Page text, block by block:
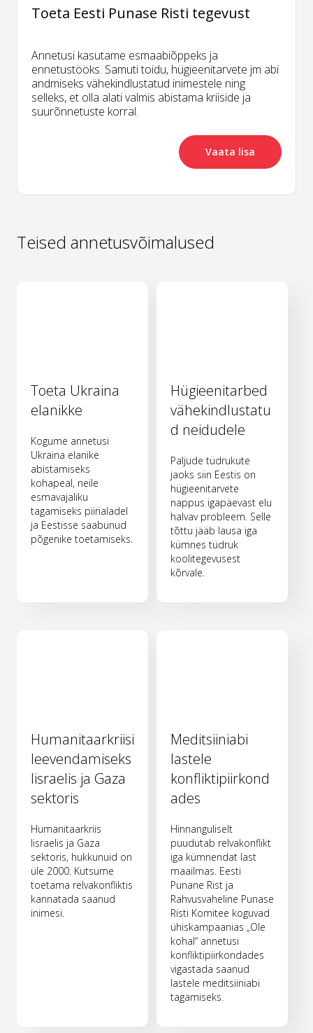
Toeta Eesti Punase Risti tegevust
Annetusi kasutame esmaabiõppeks ja
ennetustööks. Samuti toidu, hügieenitarvete jm abi
andmiseks vähekindlustatud inimestele ning
selleks, et olla alati valmis abistama kriiside ja
suurõnnetuste korral.
Vaata lisa
Teised annetusvõimalused
Toeta Ukraina
elanikke
Kogume annetusi
Ukraina elanike
abistamiseks
kohapeal, neile
esmavajaliku
tagamiseks piirialadel
ja Eestisse saabunud
põgenike toetamiseks.
Hügieenitarbed
vähekindlustatu
d neidudele
Paljude tüdrukute
jaoks siin Eestis on
hügieenitarvete
nappus igapäevast elu
halvav probleem. Selle
tõttu jääb lausa iga
kümnes tüdruk
koolitegevusest
kõrvale.
Humanitaarkriisi
leevendamiseks
Iisraelis ja Gaza
sektoris
Humanitaarkriis
Iisraelis ja Gaza
sektoris, hukkunuid on
üle 2000. Kutsume
toetama relvakonfliktis
kannatada saanud
inimesi.
Meditsiiniabi
lastele
konfliktipiirkond
ades
Hinnanguliselt
puudutab relvakonflikt
iga kümnendat last
maailmas. Eesti
Punane Rist ja
Rahvusvaheline Punase
Risti Komitee koguvad
ühiskampaanias „Ole
kohal“ annetusi
konfliktipiirkondades
vigastada saanud
lastele meditsiiniabi
tagamiseks.